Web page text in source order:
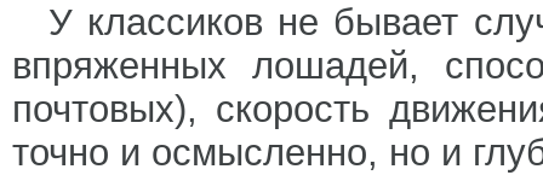
У классиков не бывает
впряженных лошадей,
почтовых), скорость
точно и осмысленно, но и